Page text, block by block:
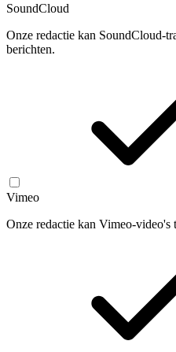
SoundCloud
Onze redactie kan SoundCloud-
berichten.
Vimeo
Onze redactie kan Vimeo-video's